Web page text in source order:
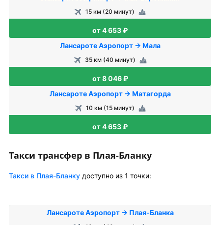
15 км (20 минут)
от 4 653 ₽
Лансароте Аэропорт → Мала
35 км (40 минут)
от 8 046 ₽
Лансароте Аэропорт → Матагорда
10 км (15 минут)
от 4 653 ₽
Такси трансфер в Плая-Бланку
Такси в Плая-Бланку доступно из 1 точки:
Лансароте Аэропорт → Плая-Бланка